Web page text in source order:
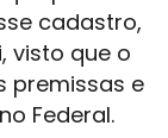
cadastro,
visto que o
premissas e
Federal.